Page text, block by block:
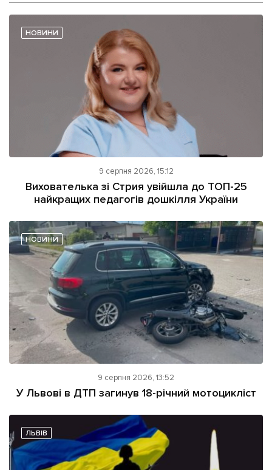
НОВИНИ
9 серпня 2026, 15:12
Вихователька зі Стрия увійшла до ТОП-25
найкращих педагогів дошкілля України
НОВИНИ
9 серпня 2026, 13:52
У Львові в ДТП загинув 18-річний мотоцикліст
ЛЬВІВ